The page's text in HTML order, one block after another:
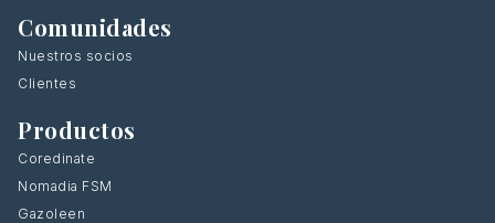
Comunidades
Nuestros socios
Clientes
Productos
Coredinate
Nomadia FSM
Gazoleen